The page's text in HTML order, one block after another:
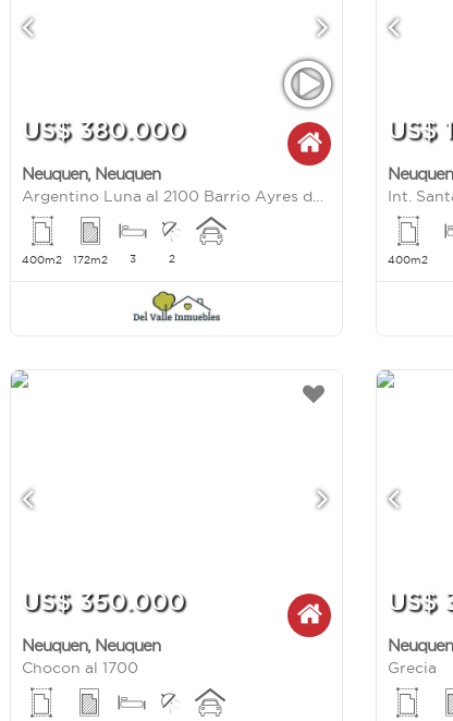
US$ 380.000
Neuquen, Neuquen
Argentino Luna al 2100 Barrio Ayres del Limay Neuquén
400m2 172m2 3 2
US$
Neuquen
Int.
400m2
US$ 350.000
Neuquen, Neuquen
Chocon al 1700
US$
Neuquen
Grecia